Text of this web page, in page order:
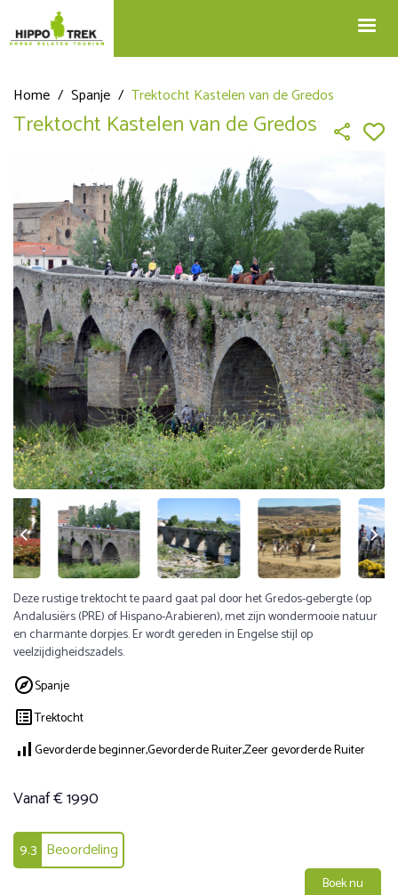
Home / Spanje / Trektocht Kastelen van de Gredos
Trektocht Kastelen van de Gredos
Deze rustige trektocht te paard gaat pal door het Gredos-gebergte (op
Andalusiërs (PRE) of Hispano-Arabieren), met zijn wondermooie natuur
en charmante dorpjes. Er wordt gereden in Engelse stijl op
veelzijdigheidszadels.
Spanje
Trektocht
Gevorderde beginner,Gevorderde Ruiter,Zeer gevorderde Ruiter
Vanaf € 1990
9.3 Beoordeling
Boek nu